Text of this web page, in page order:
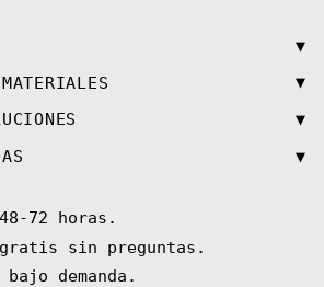
▼
▼
▼
▼
72 horas.
gratis sin preguntas.
demanda.
$)